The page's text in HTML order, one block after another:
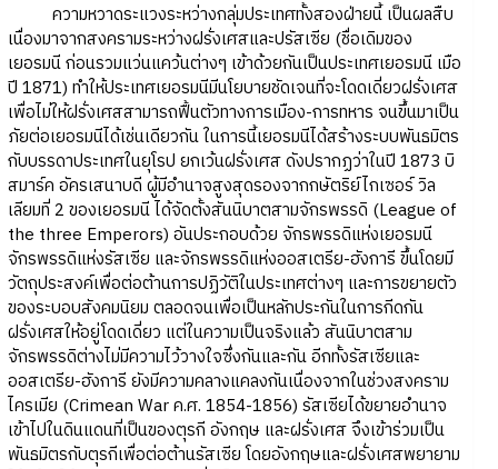
ความหวาดระแวงระหว่างกลุ่มประเทศทั้งสองฝ่ายนี้ เป็นผลสืบ
เนื่องมาจากสงครามระหว่างฝรั่งเศสและปรัสเซีย (ชื่อเดิมของ
เยอรมนี ก่อนรวมแว่นแคว้นต่างๆ เข้าด้วยกันเป็นประเทศเยอรมนี เมือ
ปี 1871) ทำให้ประเทศเยอรมนีมีนโยบายชัดเจนที่จะโดดเดี่ยวฝรั่งเศส
เพื่อไม่ให้ฝรั่งเศสสามารถฟื้นตัวทางการเมือง-การทหาร จนขึ้นมาเป็น
ภัยต่อเยอรมนีได้เช่นเดียวกัน ในการนี้เยอรมนีได้สร้างระบบพันธมิตร
กับบรรดาประเทศในยุโรป ยกเว้นฝรั่งเศส ดังปรากฏว่าในปี 1873 บิ
สมาร์ค อัครเสนาบดี ผู้มีอำนาจสูงสุดรองจากกษัตริย์ไกเซอร์ วิล
เลียมที่ 2 ของเยอรมนี ได้จัดตั้งสันนิบาตสามจักรพรรดิ (League of
the three Emperors) อันประกอบด้วย จักรพรรดิแห่งเยอรมนี
จักรพรรดิแห่งรัสเซีย และจักรพรรดิแห่งออสเตรีย-ฮังการี ขึ้นโดยมี
วัตถุประสงค์เพื่อต่อต้านการปฏิวัติในประเทศต่างๆ และการขยายตัว
ของระบอบสังคมนิยม ตลอดจนเพื่อเป็นหลักประกันในการกีดกัน
ฝรั่งเศสให้อยู่โดดเดี่ยว แต่ในความเป็นจริงแล้ว สันนิบาตสาม
จักรพรรดิต่างไม่มีความไว้วางใจซึ่งกันและกัน อีกทั้งรัสเซียและ
ออสเตรีย-ฮังการี ยังมีความคลางแคลงกันเนื่องจากในช่วงสงคราม
ไครเมีย (Crimean War ค.ศ. 1854-1856) รัสเซียได้ขยายอำนาจ
เข้าไปในดินแดนที่เป็นของตุรกี อังกฤษ และฝรั่งเศส จึงเข้าร่วมเป็น
พันธมิตรกับตุรกีเพื่อต่อต้านรัสเซีย โดยอังกฤษและฝรั่งเศสพยายาม